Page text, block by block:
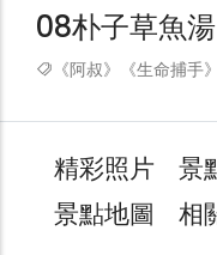
08朴子草魚湯
《阿叔》《生命捕手
精彩照片 景
景點地圖
相